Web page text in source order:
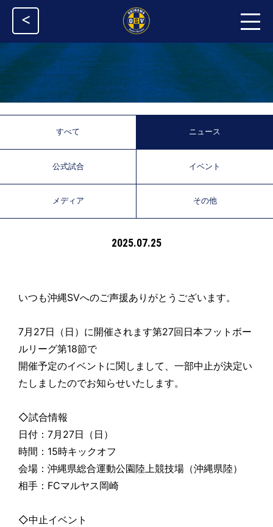
<
すべて ニュース
公式試合 イベント
メディア その他
2025.07.25
いつも沖縄SVへのご声援ありがとうございます。
7月27日（日）に開催されます第27回日本フットボー
ルリーグ第18節で
開催予定のイベントに関しまして、一部中止が決定い
たしましたのでお知らせいたします。
◇試合情報
日付：7月27日（日）
時間：15時キックオフ
会場：沖縄県総合運動公園陸上競技場（沖縄県陸）
相手：FCマルヤス岡崎
◇中止イベント